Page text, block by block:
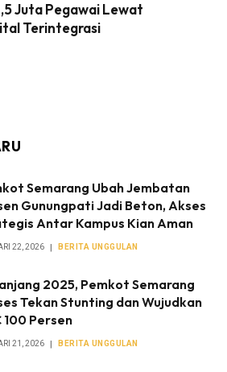
Juta Pegawai Lewat
Terintegrasi
Semarang Ubah Jembatan
Gunungpati Jadi Beton, Akses
Antar Kampus Kian Aman
22, 2026 BERITA UNGGULAN
2025, Pemkot Semarang
Tekan Stunting dan Wujudkan
100 Persen
21, 2026 BERITA UNGGULAN